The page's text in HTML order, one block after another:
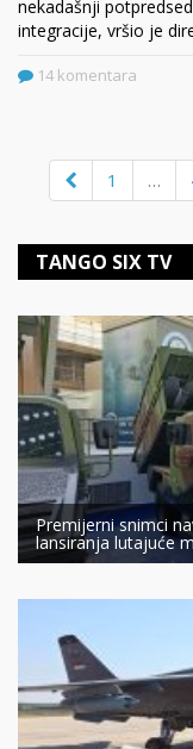
nekadašnji
integracije, vršio je
14 komentara
1 …
TANGO SIX TV
Premijerni snimci
lansiranja lutajuće